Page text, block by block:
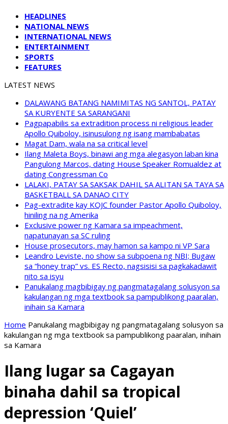
HEADLINES
NATIONAL NEWS
INTERNATIONAL NEWS
ENTERTAINMENT
SPORTS
FEATURES
LATEST NEWS
DALAWANG BATANG NAMIMITAS NG SANTOL, PATAY
SA KURYENTE SA SARANGANI
Pagpapabilis sa extradition process ni religious leader
Apollo Quiboloy, isinusulong ng isang mambabatas
Magat Dam, wala na sa critical level
Ilang Maleta Boys, binawi ang mga alegasyon laban kina
Pangulong Marcos, dating House Speaker Romualdez at
dating Congressman Co
LALAKI, PATAY SA SAKSAK DAHIL SA ALITAN SA TAYA SA
BASKETBALL SA DANAO CITY
Pag-extradite kay KOJC founder Pastor Apollo Quiboloy,
hiniling na ng Amerika
Exclusive power ng Kamara sa impeachment,
napatunayan sa SC ruling
House prosecutors, may hamon sa kampo ni VP Sara
Leandro Leviste, no show sa subpoena ng NBI; Bugaw
sa “honey trap” vs. ES Recto, nagsisisi sa pagkakadawit
nito sa isyu
Panukalang magbibigay ng pangmatagalang solusyon sa
kakulangan ng mga textbook sa pampublikong paaralan,
inihain sa Kamara
Home Panukalang magbibigay ng pangmatagalang solusyon sa
kakulangan ng mga textbook sa pampublikong paaralan, inihain
sa Kamara
Ilang lugar sa Cagayan
binaha dahil sa tropical
depression ‘Quiel’